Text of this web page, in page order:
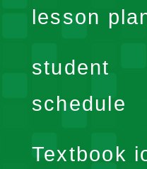
lesson
student
schedule
Textbook